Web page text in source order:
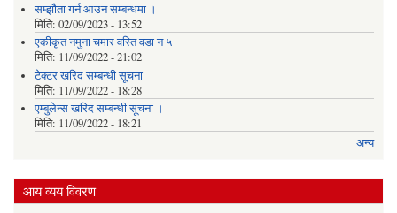
सम्झौता गर्न आउन सम्बन्धमा ।
मिति: 02/09/2023 - 13:52
एकीकृत नमुना चमार वस्ति वडा न ५
मिति: 11/09/2022 - 21:02
टेक्टर खरिद सम्बन्धी सूचना
मिति: 11/09/2022 - 18:28
एम्बुलेन्स खरिद सम्बन्धी सूचना ।
मिति: 11/09/2022 - 18:21
अन्य
आय व्यय विवरण